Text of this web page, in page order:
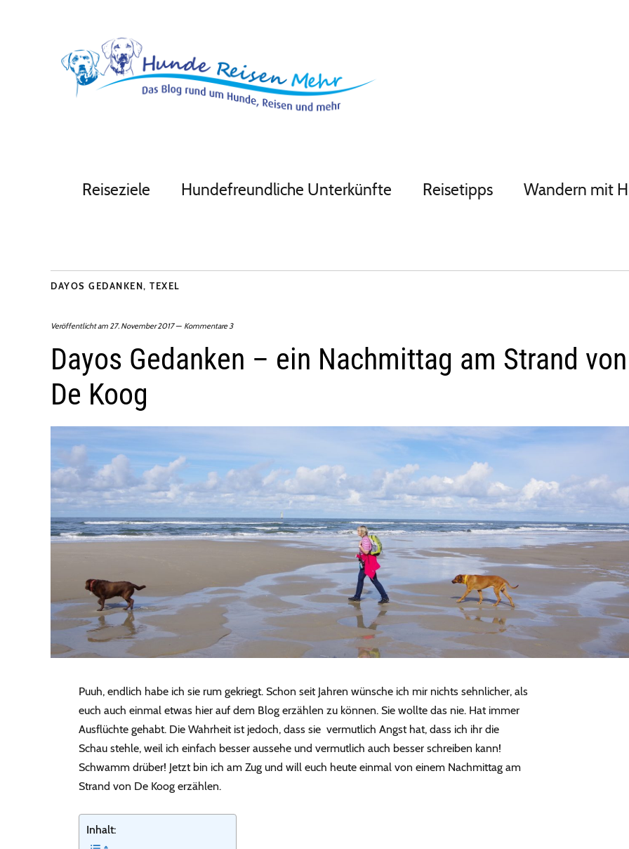
Reiseziele Hundefreundliche Unterkünfte Reisetipps Wandern mit
DAYOS GEDANKEN, TEXEL
Veröffentlicht am 27. November 2017 Kommentare 3
Dayos Gedanken – ein Nachmittag am Strand von
De Koog
Puuh, endlich habe ich sie rum gekriegt. Schon seit Jahren wünsche ich mir nichts sehnlicher, als
euch auch einmal etwas hier auf dem Blog erzählen zu können. Sie wollte das nie. Hat immer
Ausflüchte gehabt. Die Wahrheit ist jedoch, dass sie vermutlich Angst hat, dass ich ihr die
Schau stehle, weil ich einfach besser aussehe und vermutlich auch besser schreiben kann!
Schwamm drüber! Jetzt bin ich am Zug und will euch heute einmal von einem Nachmittag am
Strand von De Koog erzählen.
Inhalt: